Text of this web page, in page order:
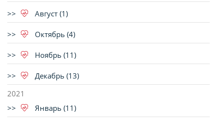
Август (1)
Октябрь (4)
Ноябрь (11)
Декабрь (13)
2021
Январь (11)